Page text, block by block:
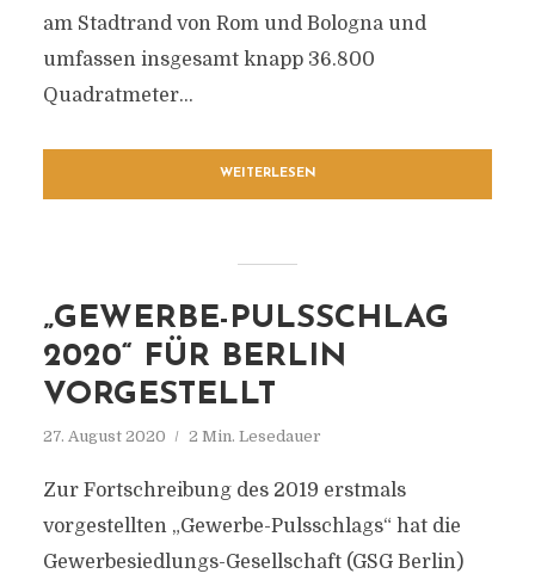
am Stadtrand von Rom und Bologna und
umfassen insgesamt knapp 36.800
Quadratmeter...
WEITERLESEN
„GEWERBE-PULSSCHLAG
2020“ FÜR BERLIN
VORGESTELLT
27. August 2020 2 Min. Lesedauer
Zur Fortschreibung des 2019 erstmals
vorgestellten „Gewerbe-Pulsschlags“ hat die
Gewerbesiedlungs-Gesellschaft (GSG Berlin)